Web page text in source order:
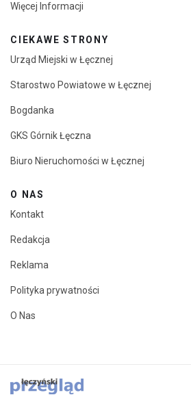
Więcej Informacji
CIEKAWE STRONY
Urząd Miejski w Łęcznej
Starostwo Powiatowe w Łęcznej
Bogdanka
GKS Górnik Łęczna
Biuro Nieruchomości w Łęcznej
O NAS
Kontakt
Redakcja
Reklama
Polityka prywatności
O Nas